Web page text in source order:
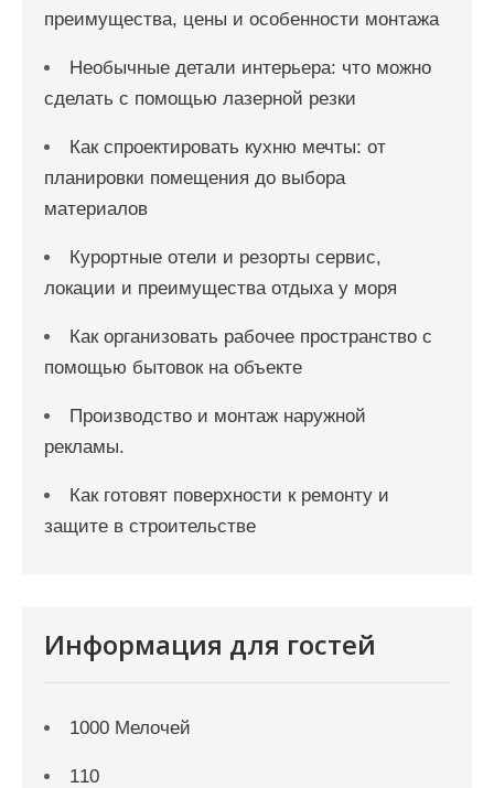
преимущества, цены и особенности монтажа
Необычные детали интерьера: что можно
сделать с помощью лазерной резки
Как спроектировать кухню мечты: от
планировки помещения до выбора
материалов
Курортные отели и резорты сервис,
локации и преимущества отдыха у моря
Как организовать рабочее пространство с
помощью бытовок на объекте
Производство и монтаж наружной
рекламы.
Как готовят поверхности к ремонту и
защите в строительстве
Информация для гостей
1000 Мелочей
110